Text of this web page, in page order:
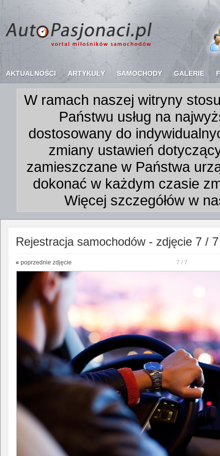
AKTUALNOŚCI ARTYKUŁY SAMOCHODY GALERIE
W ramach naszej witryny
Państwu usług na
dostosowany do
zmiany ustawień
zamieszczane w Państwa
dokonać w każdym czasie
Więcej szczegółów w
Rejestracja samochodów - zdjęcie 7 / 7
« poprzednie zdjęcie 7 / 7